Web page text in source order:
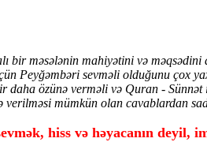
bir məsələnin mahiyətini və
Peyğəmbəri sevməli olduğunu çox
daha özünə verməli və Quran - Sünnət
verilməsi mümkün olan cavablardan
hiss və həyacanın deyil,